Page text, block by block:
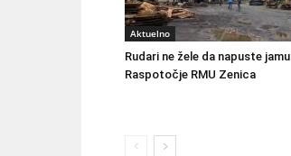
Aktuelno
Rudari ne žele da napuste jamu
Raspotočje RMU Zenica